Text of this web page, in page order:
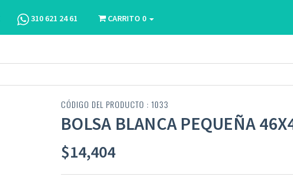
310 621 24 61 CARRITO 0
CÓDIGO DEL PRODUCTO : 1033
BOLSA BLANCA PEQUEÑA
$14,404